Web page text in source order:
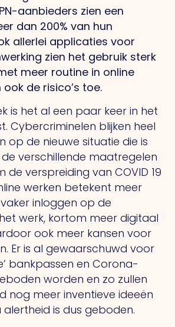
aanbieders zien een
dan 200% van hun
allerlei applicaties voor
zien het gebruik sterk
meer routine in online
de risico’s toe.
is het al een paar keer in het
Cybercriminelen blijken heel
op de nieuwe situatie die is
verschillende maatregelen
de verspreiding van COVID 19
werken betekent meer
inloggen op de
werk, kortom meer digitaal
ook meer kansen voor
Er is al gewaarschuwd voor
bankpassen en Corona-
worden en zo zullen
nog meer inventieve ideeën
alertheid is dus geboden.